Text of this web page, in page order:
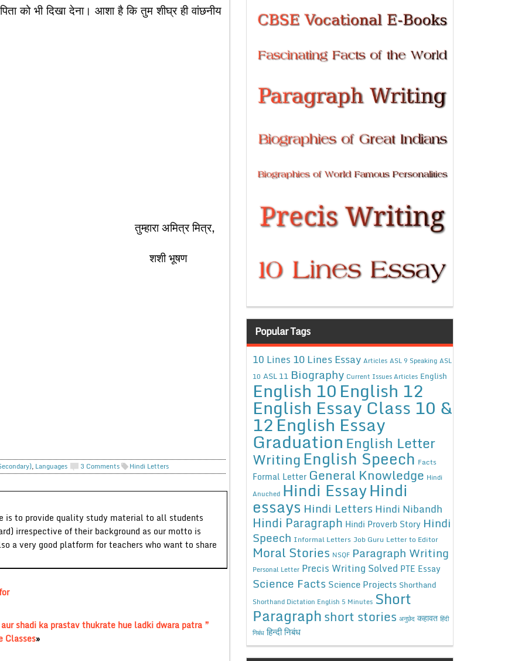
दिखा देना। आशा है कि तुम शीघ्र ही वांछनीय
मित्र,
भूषण
, Languages 3 Comments Hindi Letters
is to provide quality study material to all students
irrespective of their background as our motto is
a very good platform for teachers who want to share
shadi ka prastav thukrate hue ladki dwara patra ”
Classes»
Popular Tags
10 Lines 10 Lines Essay Articles ASL 9 Speaking ASL
10 ASL 11 Biography Current Issues Articles English
English 10English 12
English Essay Class 10 &
12English Essay
Graduation English Letter
WritingEnglish Speech Facts
Formal Letter General Knowledge Hindi
Anuched Hindi EssayHindi
essays Hindi Letters Hindi Nibandh
Hindi Paragraph Hindi Proverb Story Hindi
Speech Informal Letters Job Guru Letter to Editor
Moral Stories NSQF Paragraph Writing
Personal Letter Precis Writing Solved PTE Essay
Science Facts Science Projects Shorthand
Shorthand Dictation English 5 Minutes Short
Paragraphshort stories अनुछेद कहावत हिंदी
निबंध हिन्दी निबंध